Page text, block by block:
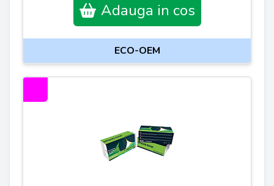
Adauga in cos
ECO-OEM